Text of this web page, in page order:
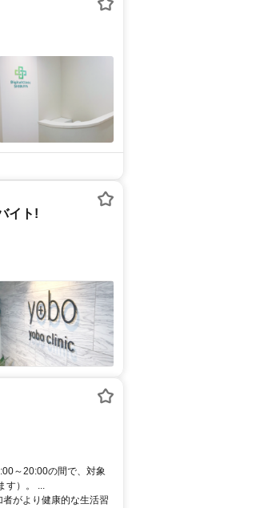
イト!
～20:00の間で、対象
す）。 ...
がより健康的な生活習